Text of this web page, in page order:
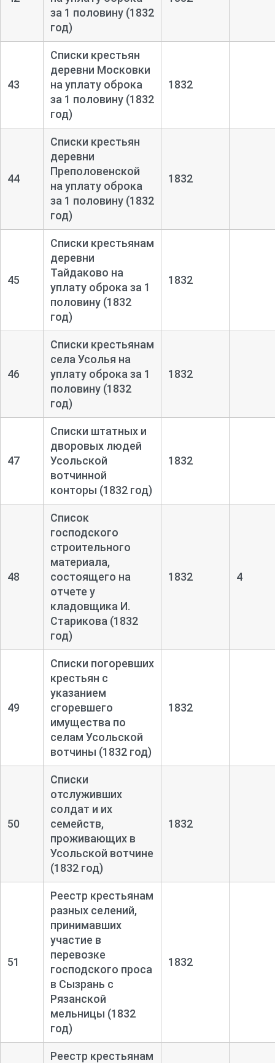
за 1 половину (1832
год)
43
Списки крестьян
деревни Московки
на уплату оброка
за 1 половину (1832
год)
1832
44
Списки крестьян
деревни
Преполовенской
на уплату оброка
за 1 половину (1832
год)
1832
45
Списки крестьянам
деревни
Тайдаково на
уплату оброка за 1
половину (1832
год)
1832
46
Списки крестьянам
села Усолья на
уплату оброка за 1
половину (1832
год)
1832
47
Списки штатных и
дворовых людей
Усольской
вотчинной
конторы (1832 год)
1832
48
Список
господского
строительного
материала,
состоящего на
отчете у
кладовщика И.
Старикова (1832
год)
1832 4
49
Списки погоревших
крестьян с
указанием
сгоревшего
имущества по
селам Усольской
вотчины (1832 год)
1832
50
Списки
отслуживших
солдат и их
семейств,
проживающих в
Усольской вотчине
(1832 год)
1832
51
Реестр крестьянам
разных селений,
принимавших
участие в
перевозке
господского проса
в Сызрань с
Рязанской
мельницы (1832
год)
1832
Реестр крестьянам